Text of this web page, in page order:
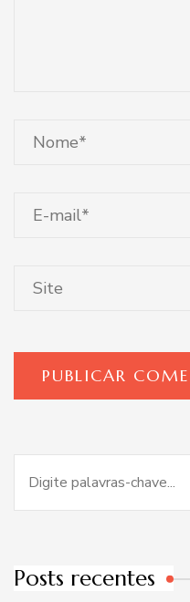
por:
Posts recentes